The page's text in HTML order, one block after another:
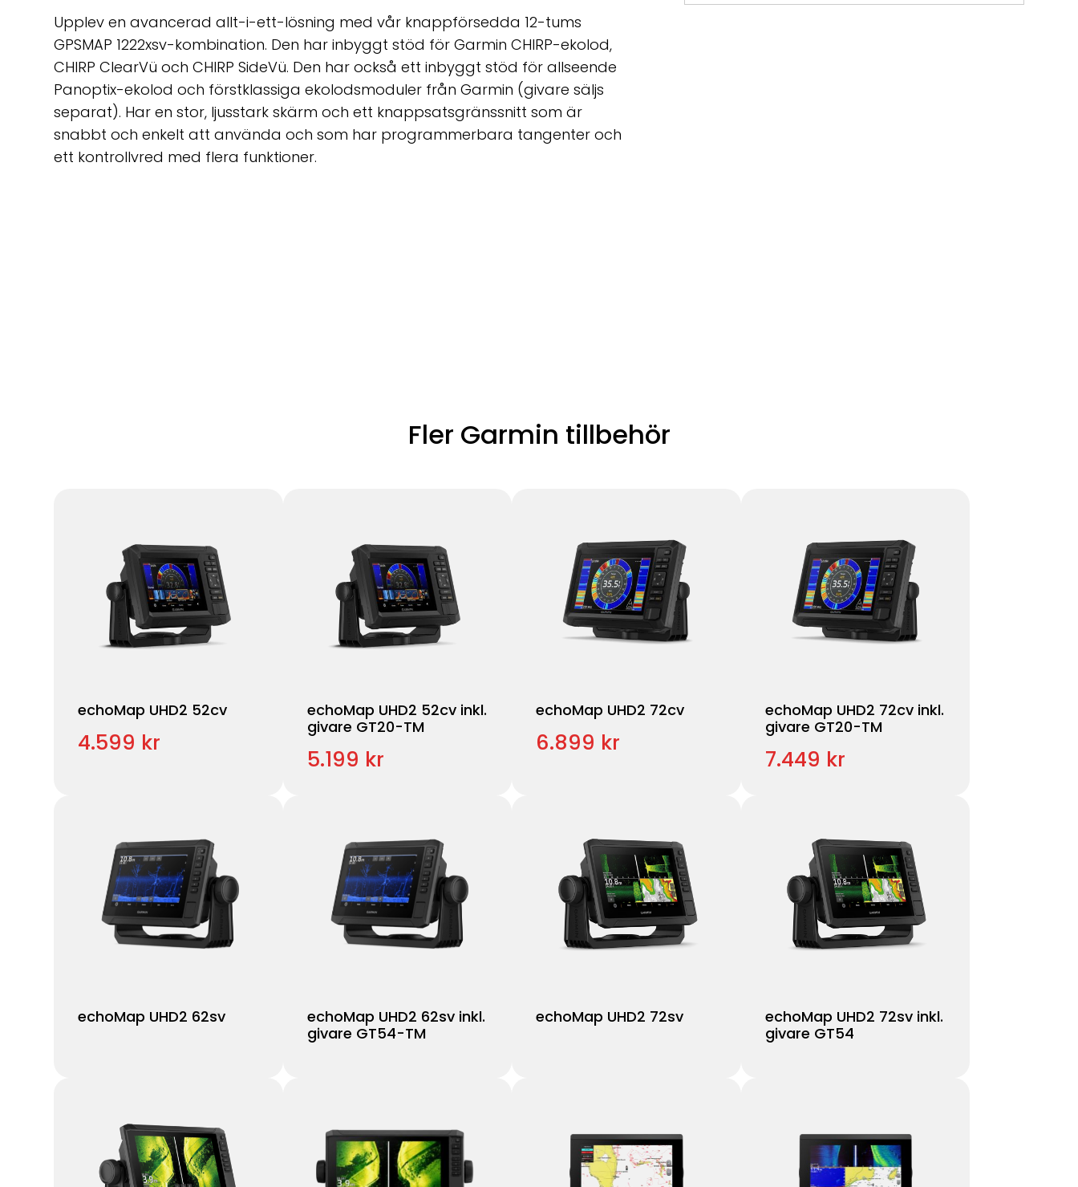
Upplev en avancerad allt-i-ett-lösning med vår knappförsedda 12-tums
GPSMAP 1222xsv-kombination. Den har inbyggt stöd för Garmin CHIRP-ekolod,
CHIRP ClearVü och CHIRP SideVü. Den har också ett inbyggt stöd för allseende
Panoptix-ekolod och förstklassiga ekolodsmoduler från Garmin (givare säljs
separat). Har en stor, ljusstark skärm och ett knappsatsgränssnitt som är
snabbt och enkelt att använda och som har programmerbara tangenter och
ett kontrollvred med flera funktioner.
Fler Garmin tillbehör
echoMap UHD2 52cv
4.599 kr
echoMap UHD2 52cv inkl.
givare GT20-TM
5.199 kr
echoMap UHD2 72cv
6.899 kr
echoMap UHD2 72cv inkl.
givare GT20-TM
7.449 kr
echoMap UHD2 62sv
echoMap UHD2 62sv inkl.
givare GT54-TM
echoMap UHD2 72sv
echoMap UHD2 72sv inkl.
givare GT54